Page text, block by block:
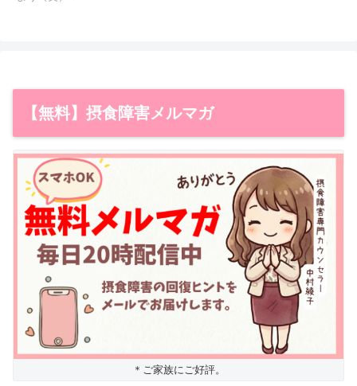
【無料】摂食障害メルマガ
＊ご家族にご好評。